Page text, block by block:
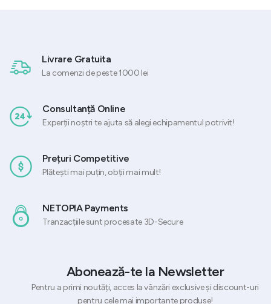
Livrare Gratuita
La comenzi de peste 1000 lei
Consultanță Online
Experții noștri te ajuta să alegi echipamentul potrivit!
Prețuri Competitive
Plătești mai puțin, obții mai mult!
NETOPIA Payments
Tranzacțiile sunt procesate 3D-Secure
Abonează-te la Newsletter
Pentru a primi noutăți, acces la vânzări exclusive și discount-uri
pentru cele mai importante produse!